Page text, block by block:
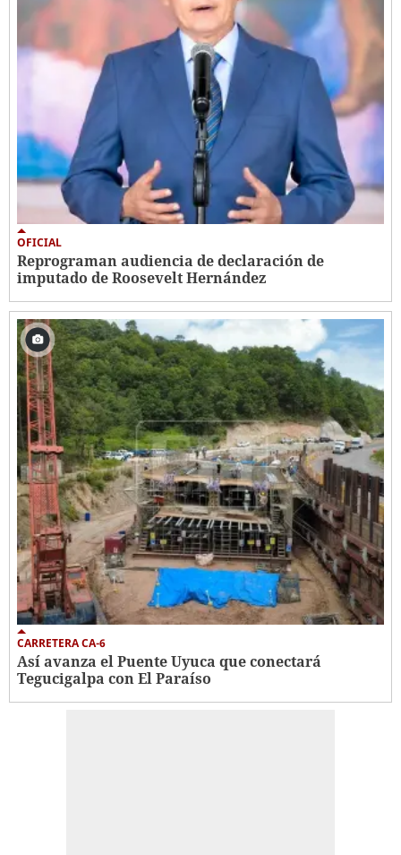
OFICIAL
Reprograman audiencia de declaración de
imputado de Roosevelt Hernández
CARRETERA CA-6
Así avanza el Puente Uyuca que conectará
Tegucigalpa con El Paraíso